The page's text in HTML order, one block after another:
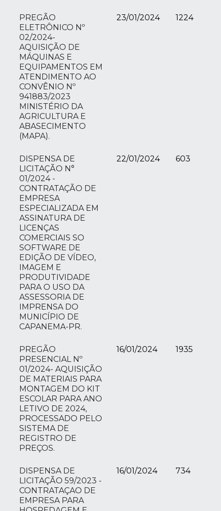
PREGÃO
ELETRÔNICO Nº
02/2024-
AQUISIÇÃO DE
MÁQUINAS E
EQUIPAMENTOS EM
ATENDIMENTO AO
CONVÊNIO Nº
941883/2023
MINISTÉRIO DA
AGRICULTURA E
ABASECIMENTO
(MAPA).
23/01/2024 1224
DISPENSA DE
LICITAÇÃO N°
01/2024 -
CONTRATAÇÃO DE
EMPRESA
ESPECIALIZADA EM
ASSINATURA DE
LICENÇAS
COMERCIAIS SO
SOFTWARE DE
EDIÇÃO DE VÍDEO,
IMAGEM E
PRODUTIVIDADE
PARA O USO DA
ASSESSORIA DE
IMPRENSA DO
MUNICÍPIO DE
CAPANEMA-PR.
22/01/2024 603
PREGÃO
PRESENCIAL Nº
01/2024- AQUISIÇÃO
DE MATERIAIS PARA
MONTAGEM DO KIT
ESCOLAR PARA ANO
LETIVO DE 2024,
PROCESSADO PELO
SISTEMA DE
REGISTRO DE
PREÇOS.
16/01/2024 1935
DISPENSA DE
LICITAÇÃO 59/2023 -
CONTRATAÇAO DE
EMPRESA PARA
16/01/2024 734